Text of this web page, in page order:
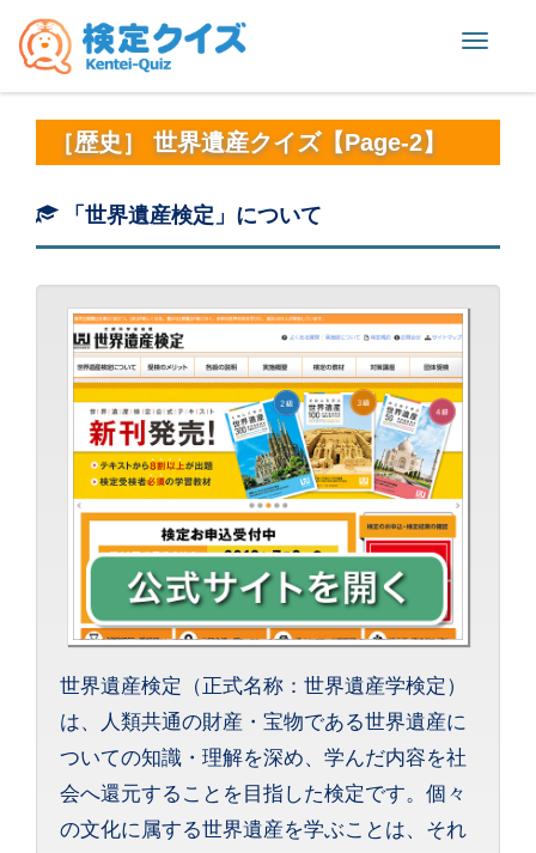
Toggle
［歴史］ 世界遺産クイズ【Page-2】
「世界遺産検定」について
世界遺産検定（正式名称：世界遺産学検定）
は、人類共通の財産・宝物である世界遺産に
ついての知識・理解を深め、学んだ内容を社
会へ還元することを目指した検定です。個々
の文化に属する世界遺産を学ぶことは、それ